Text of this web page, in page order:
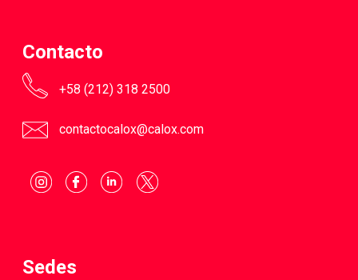
Contacto
+58 (212) 318 2500
contactocalox@calox.com
Sedes